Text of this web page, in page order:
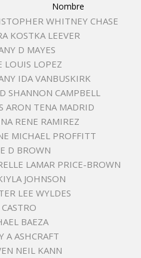
Nombre
WHITNEY CHASE
KOSTKA LEEVER
D MAYES
LOUIS LOPEZ
IDA VANBUSKIRK
SHANNON CAMPBELL
ARON TENA MADRID
RENE RAMIREZ
MICHAEL PROFFITT
D BROWN
LAMAR PRICE-BROWN
JOHNSON
LEE WYLDES
CASTRO
BAEZA
A ASHCRAFT
NEIL KANN